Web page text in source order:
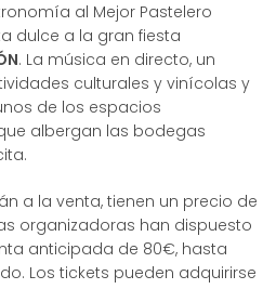
al Mejor Pastelero
dulce a la gran fiesta
. La música en directo, un
culturales y vinícolas y
de los espacios
albergan las bodegas
a la venta, tienen un precio de
organizadoras han dispuesto
anticipada de 80€, hasta
Los tickets pueden adquirirse